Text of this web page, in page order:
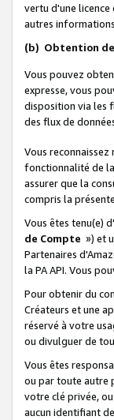
vertu d'une
autres
(b) Obtention
Vous pouvez
expresse, vous
disposition via les
des flux de
Vous
fonctionnalité de la
assurer que la
compris la
Vous êtes tenu(e)
de Compte ») et
Partenaires
la PA API. Vous
Pour obtenir du
Créateurs et une
réservé à votre
ou divulguer de
Vous êtes
ou par toute autre
votre clé privée,
aucun identifiant